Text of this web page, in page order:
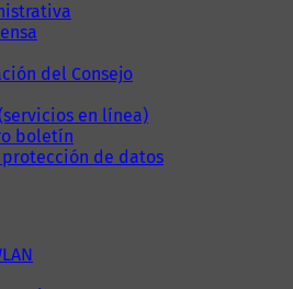
del Consejo
en línea)
boletín
de datos